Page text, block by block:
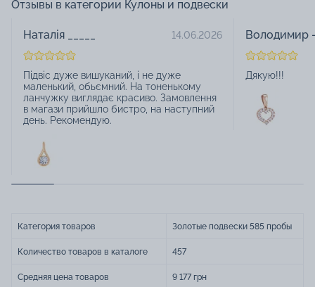
Отзывы в категории Кулоны и подвески
Наталія _____ 14.06.2026
Підвіс дуже вишуканий, і не дуже
маленький, обьємний. На тоненькому
ланчужку виглядає красиво. Замовлення
в магази прийшло бистро, на наступний
день. Рекомендую.
Володимир
Дякую!!!
Категория товаров Золотые подвески 585 пробы
Количество товаров в каталоге 457
Средняя цена товаров 9 177 грн